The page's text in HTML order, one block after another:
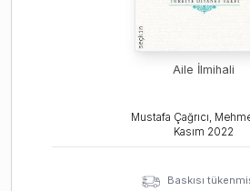
Aile İlmihali
Kasım 2022
Baskısı